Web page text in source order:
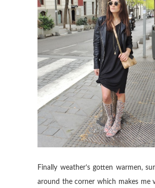
Finally weather’s gotten warmen,
around the corner which makes me